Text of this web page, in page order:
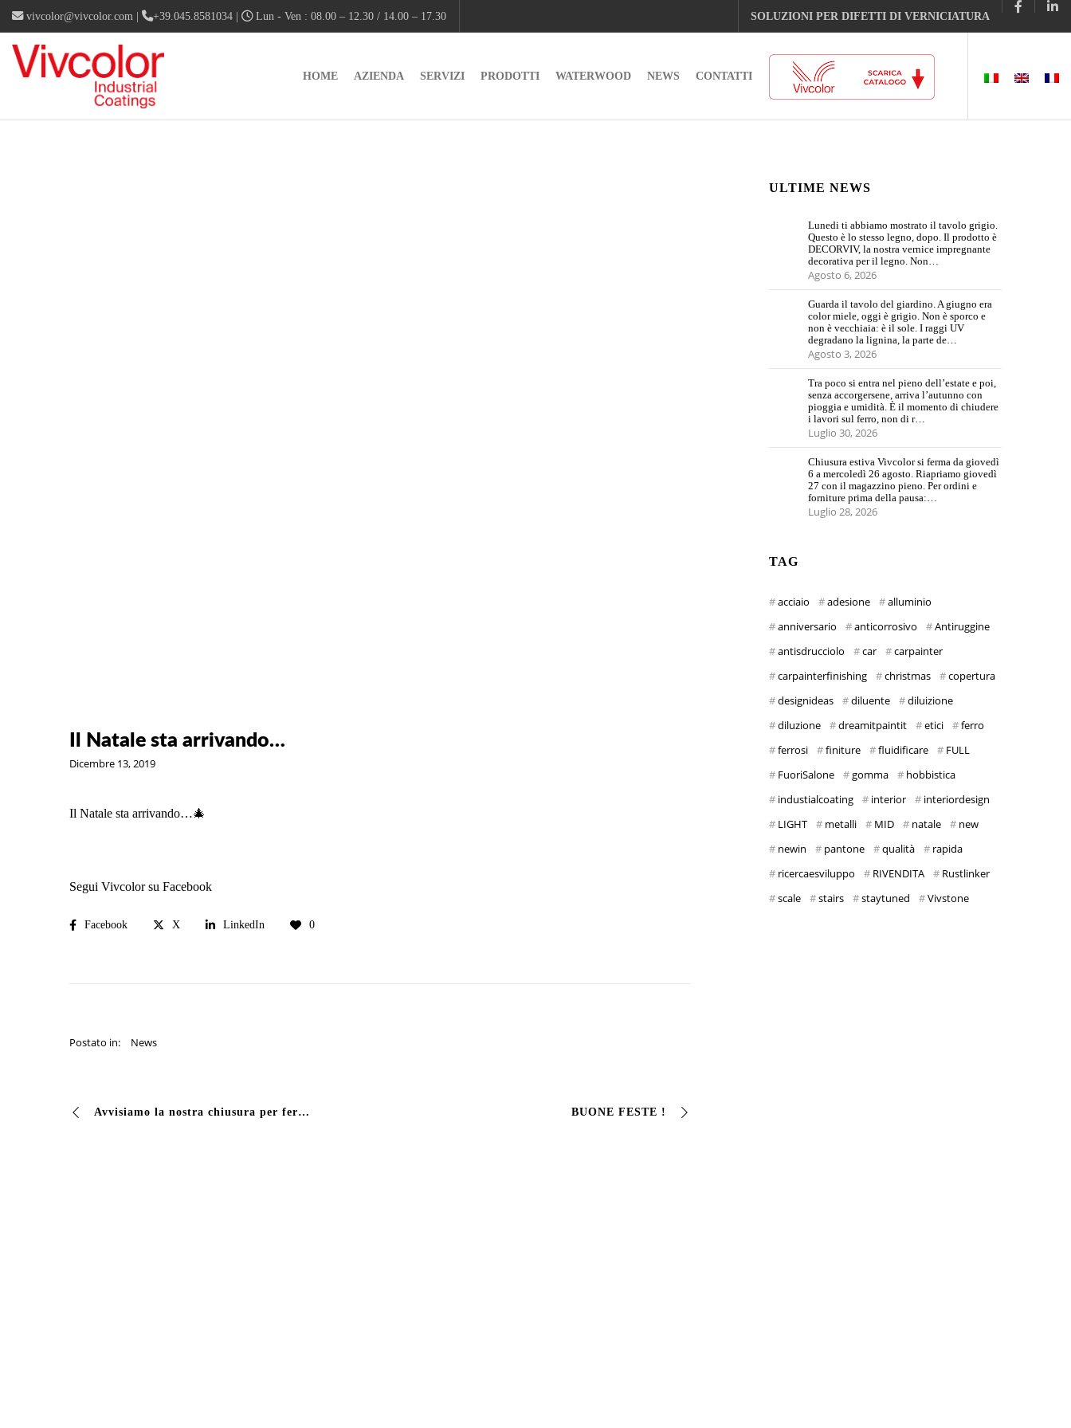
vivcolor@vivcolor.com | +39.045.8581034 | Lun - Ven : 08.00 – 12.30 / 14.00 – 17.30 SOLUZIONI PER DIFETTI DI VERNICIATURA
HOME AZIENDA SERVIZI PRODOTTI WATERWOOD NEWS CONTATTI
Il Natale sta arrivando…
Dicembre 13, 2019
Il Natale sta arrivando…🎄
Segui Vivcolor su Facebook
Facebook X LinkedIn 0
Postato in: News
Avvisiamo la nostra chiusura per ferie estive 2019. BUONE FESTE !
ULTIME NEWS
Lunedi ti abbiamo mostrato il tavolo grigio.
Questo è lo stesso legno, dopo. Il prodotto è
DECORVIV, la nostra vernice impregnante
decorativa per il legno. Non…
Agosto 6, 2026
Guarda il tavolo del giardino. A giugno era
color miele, oggi è grigio. Non è sporco e
non è vecchiaia: è il sole. I raggi UV
degradano la lignina, la parte de…
Agosto 3, 2026
Tra poco si entra nel pieno dell’estate e poi,
senza accorgersene, arriva l’autunno con
pioggia e umidità. È il momento di chiudere
i lavori sul ferro, non di r…
Luglio 30, 2026
Chiusura estiva Vivcolor si ferma da giovedì
6 a mercoledì 26 agosto. Riapriamo giovedì
27 con il magazzino pieno. Per ordini e
forniture prima della pausa:…
Luglio 28, 2026
TAG
acciaio adesione
alluminio
anniversario
anticorrosivo
Antiruggine
antisdrucciolo
car
carpainter
carpainterfinishing
christmas
copertura
designideas
diluente
diluizione
diluzione
dreamitpaintit etici
ferro
ferrosi
finiture fluidificare
FULL
FuoriSalone
gomma
hobbistica
industialcoating
interior
interiordesign
LIGHT
metalli MID natale
new
newin
pantone qualità
rapida
ricercaesviluppo
RIVENDITA
Rustlinker
scale
stairs staytuned Vivstone